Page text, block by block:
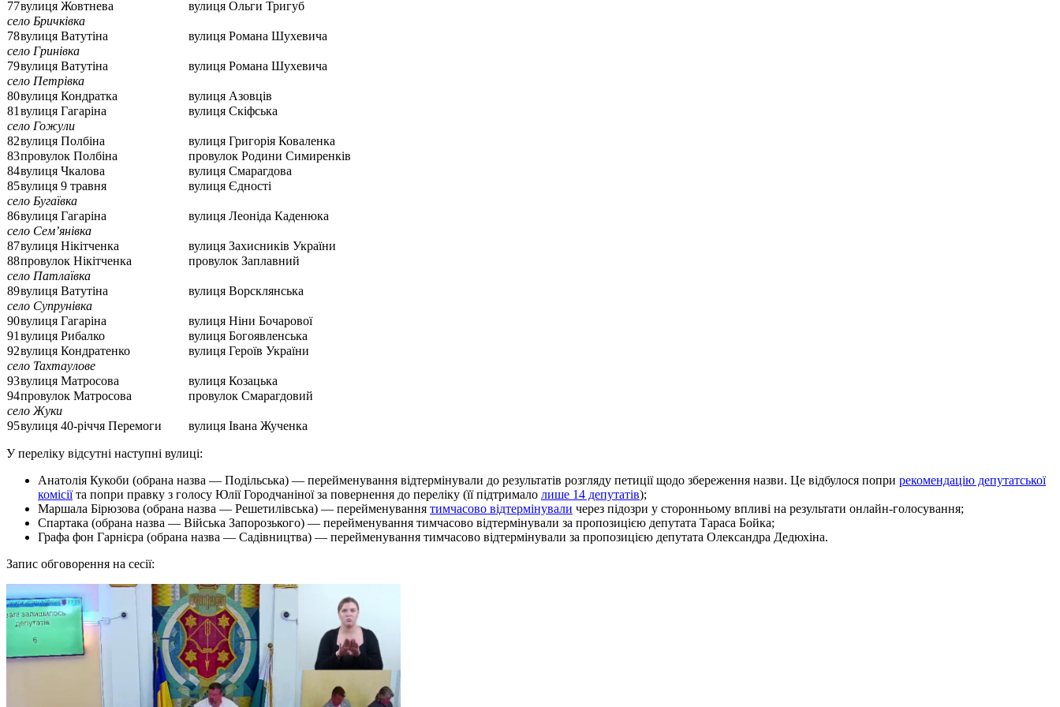
77вулиця Жовтнева
вулиця Ольги Тригуб
село Бричківка
78вулиця Ватутіна
вулиця Романа Шухевича
село Гринівка
79вулиця Ватутіна
вулиця Романа Шухевича
село Петрівка
80вулиця Кондратка
вулиця Азовців
81 вулиця Гагаріна
вулиця Скіфська
село Гожули
82вулиця Полбіна
вулиця Григорія Коваленка
83провулок Полбіна
провулок Родини Симиренків
84вулиця Чкалова
вулиця Смарагдова
85вулиця 9 травня
вулиця Єдності
село Бугаївка
86вулиця Гагаріна
вулиця Леоніда Каденюка
село Сем’янівка
87вулиця Нікітченка
вулиця Захисників України
88провулок Нікітченка
провулок Заплавний
село Патлаївка
89вулиця Ватутіна
вулиця Ворсклянська
село Супрунівка
90вулиця Гагаріна
вулиця Ніни Бочарової
91 вулиця Рибалко
вулиця Богоявленська
92вулиця Кондратенко
вулиця Героїв України
село Тахтаулове
93вулиця Матросова
вулиця Козацька
94провулок Матросова
провулок Смарагдовий
село Жуки
95вулиця 40-річчя Перемоги вулиця Івана Жученка
У переліку відсутні наступні вулиці:
Анатолія Кукоби (обрана назва — Подільська) — перейменування відтермінували до результатів розгляду петиції щодо збереження назви. Це відбулося попри рекомендацію депутатської
комісіїта попри правку з голосу Юлії Городчаніної за повернення до переліку (її підтримало лише 14 депутатів);
Маршала Бірюзова (обрана назва — Решетилівська) — перейменування тимчасово відтермінували через підозри у сторонньому впливі на результати онлайн-голосування;
Спартака (обрана назва — Війська Запорозького) — перейменування тимчасово відтермінували за пропозицією депутата Тараса Бойка;
Графа фон Гарнієра (обрана назва — Садівництва) — перейменування тимчасово відтермінували за пропозицією депутата Олександра Дедюхіна.
Запис обговорення на сесії: